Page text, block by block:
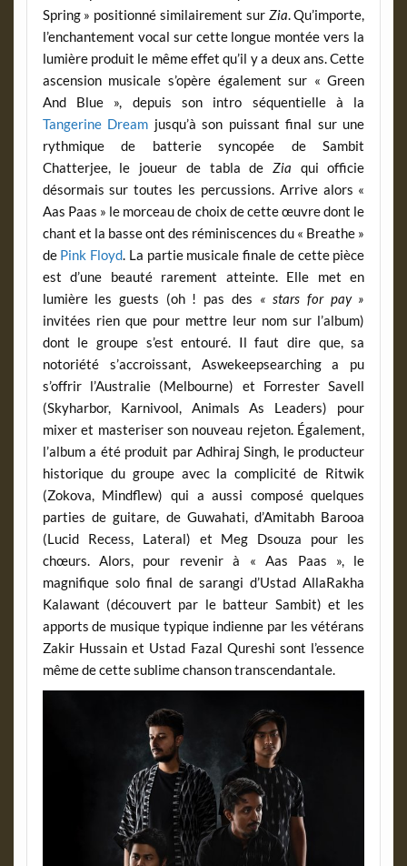
Spring » positionné similairement sur Zia. Qu’importe,
l’enchantement vocal sur cette longue montée vers la
lumière produit le même effet qu’il y a deux ans. Cette
ascension musicale s’opère également sur « Green
And Blue », depuis son intro séquentielle à la
Tangerine Dream jusqu’à son puissant final sur une
rythmique de batterie syncopée de Sambit
Chatterjee, le joueur de tabla de Zia qui officie
désormais sur toutes les percussions. Arrive alors «
Aas Paas » le morceau de choix de cette œuvre dont le
chant et la basse ont des réminiscences du « Breathe »
de Pink Floyd. La partie musicale finale de cette pièce
est d’une beauté rarement atteinte. Elle met en
lumière les guests (oh ! pas des « stars for pay »
invitées rien que pour mettre leur nom sur l’album)
dont le groupe s’est entouré. Il faut dire que, sa
notoriété s’accroissant, Aswekeepsearching a pu
s’offrir l’Australie (Melbourne) et Forrester Savell
(Skyharbor, Karnivool, Animals As Leaders) pour
mixer et masteriser son nouveau rejeton. Également,
l’album a été produit par Adhiraj Singh, le producteur
historique du groupe avec la complicité de Ritwik
(Zokova, Mindflew) qui a aussi composé quelques
parties de guitare, de Guwahati, d’Amitabh Barooa
(Lucid Recess, Lateral) et Meg Dsouza pour les
chœurs. Alors, pour revenir à « Aas Paas », le
magnifique solo final de sarangi d’Ustad AllaRakha
Kalawant (découvert par le batteur Sambit) et les
apports de musique typique indienne par les vétérans
Zakir Hussain et Ustad Fazal Qureshi sont l’essence
même de cette sublime chanson transcendantale.